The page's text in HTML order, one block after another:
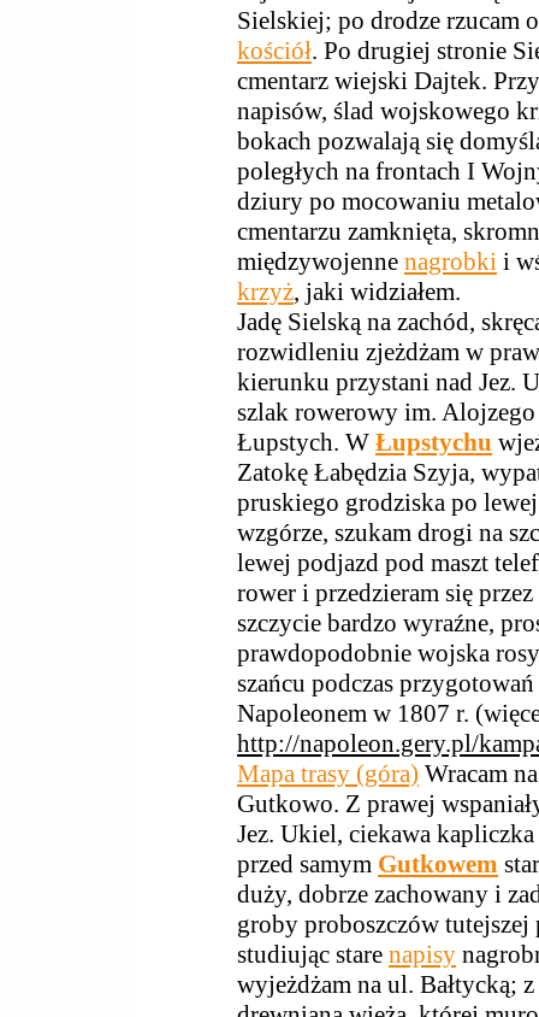
Sielskiej; po drodze
kościół. Po drugiej stronie
cmentarz wiejski Dajtek.
napisów, ślad wojskowego
bokach pozwalają się
poległych na frontach I
dziury po mocowaniu
cmentarzu zamknięta,
międzywojenne nagrobki i
krzyż, jaki widziałem.
Jadę Sielską na zachód,
rozwidleniu zjeżdżam w
kierunku przystani nad Jez.
szlak rowerowy im.
Łupstych. W Łupstychu
Zatokę Łabędzia Szyja,
pruskiego grodziska po
wzgórze, szukam drogi na
lewej podjazd pod maszt
rower i przedzieram się
szczycie bardzo wyraźne,
prawdopodobnie wojska
szańcu podczas
Napoleonem w 1807 r.
http://napoleon.gery.pl/
Mapa trasy (góra) Wracam
Gutkowo. Z prawej
Jez. Ukiel, ciekawa
przed samym Gutkowem
duży, dobrze zachowany i
groby proboszczów
studiując stare napisy
wyjeżdżam na ul. Bałtycką;